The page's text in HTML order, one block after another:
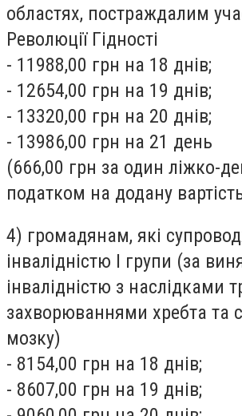
областях, постраждалим
Революції Гідності
- 11988,00 грн на 18 днів;
- 12654,00 грн на 19 днів;
- 13320,00 грн на 20 днів;
- 13986,00 грн на 21 день
(666,00 грн за один ліжко-
податком на додану
4) громадянам, які
інвалідністю I групи (за
інвалідністю з наслідками
захворюваннями хребта та
мозку)
- 8154,00 грн на 18 днів;
- 8607,00 грн на 19 днів;